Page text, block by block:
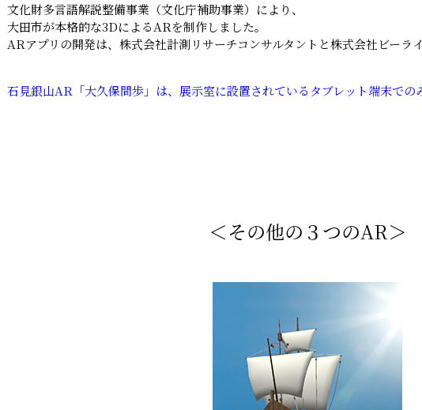
文化財多言語解説整備事業（文化庁補助事業）により、
大田市が本格的な3DによるARを制作しました。
ARアプリの開発は、株式会社計測リサーチコンサルタントと株式会社ビーラ
石見銀山AR「大久保間歩」は、展示室に設置されているタブレット端末での
＜その他の３つのAR＞